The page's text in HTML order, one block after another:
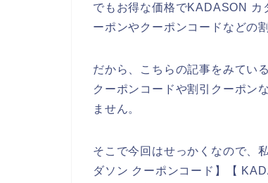
でもお得な価格でKADASON カ
ーポンやクーポンコードなどの
だから、こちらの記事をみてい
クーポンコードや割引クーポン
ません。
そこで今回はせっかくなので、
ダソン クーポンコード】【